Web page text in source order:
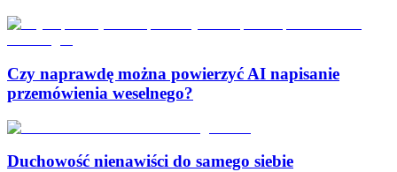
Czy naprawdę można powierzyć AI napisanie
przemówienia weselnego?
Duchowość nienawiści do samego siebie